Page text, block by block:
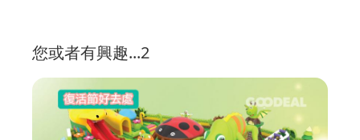
您或者有興趣...2